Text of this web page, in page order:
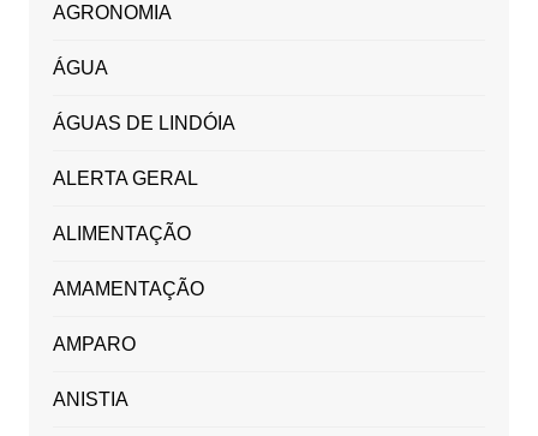
AGRONOMIA
ÁGUA
ÁGUAS DE LINDÓIA
ALERTA GERAL
ALIMENTAÇÃO
AMAMENTAÇÃO
AMPARO
ANISTIA